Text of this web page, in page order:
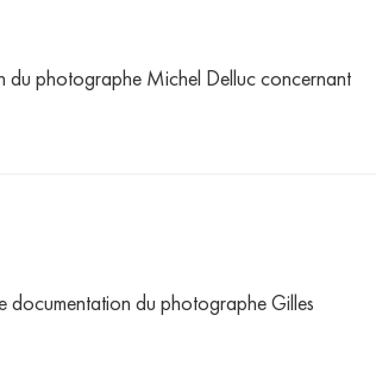
du photographe Michel Delluc concernant
documentation du photographe Gilles